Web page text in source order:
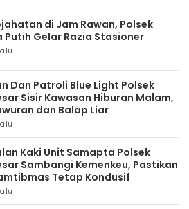
di Jam Rawan, Polsek
Putih Gelar Razia Stasioner
Dan Patroli Blue Light Polsek
Sisir Kawasan Hiburan Malam,
dan Balap Liar
Kaki Unit Samapta Polsek
Sambangi Kemenkeu, Pastikan
Tetap Kondusif